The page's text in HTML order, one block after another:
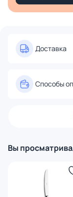
Доставка
Способы
Вы